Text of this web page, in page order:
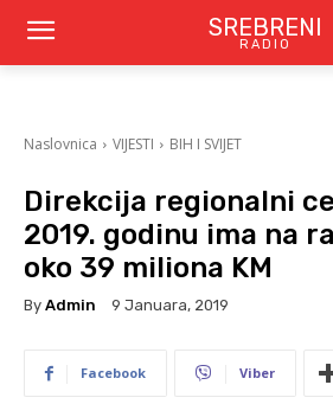
SREBRENI
RADIO
Naslovnica VIJESTI BIH I SVIJET
Direkcija regionalni
2019. godinu ima na
oko 39 miliona KM
By Admin 9 Januara, 2019
Facebook Viber